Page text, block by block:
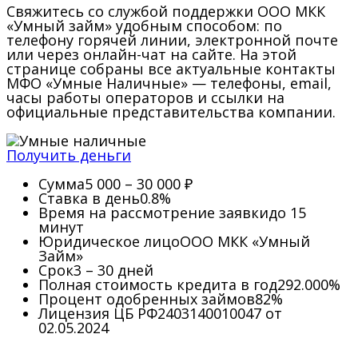
Свяжитесь со службой поддержки ООО МКК
«Умный займ» удобным способом: по
телефону горячей линии, электронной почте
или через онлайн-чат на сайте. На этой
странице собраны все актуальные контакты
МФО «Умные Наличные» — телефоны, email,
часы работы операторов и ссылки на
официальные представительства компании.
Получить деньги
Сумма5 000 – 30 000 ₽
Ставка в день0.8%
Время на рассмотрение заявкидо 15
минут
Юридическое лицоООО МКК «Умный
Займ»
Срок3 – 30 дней
Полная стоимость кредита в год292.000%
Процент одобренных займов82%
Лицензия ЦБ РФ2403140010047 от
02.05.2024